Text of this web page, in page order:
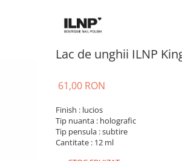
Lac de unghii ILNP
61,00 RON
Finish : lucios
Tip nuanta : holografic
Tip pensula : subtire
Cantitate : 12 ml